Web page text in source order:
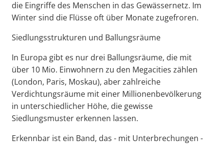
die Eingriffe des Menschen in das Gewässernetz. Im
Winter sind die Flüsse oft über Monate zugefroren.
Siedlungsstrukturen und Ballungsräume
In Europa gibt es nur drei Ballungsräume, die mit
über 10 Mio. Einwohnern zu den Megacities zählen
(London, Paris, Moskau), aber zahlreiche
Verdichtungsräume mit einer Millionenbevölkerung
in unterschiedlicher Höhe, die gewisse
Siedlungsmuster erkennen lassen.
Erkennbar ist ein Band, das - mit Unterbrechungen -